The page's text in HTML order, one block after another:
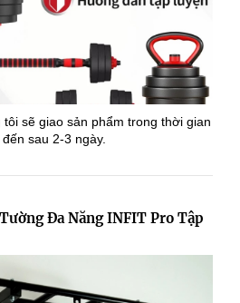
sẽ giao sản phẩm trong thời gian
sau 2-3 ngày.
Đa Năng INFIT Pro Tập